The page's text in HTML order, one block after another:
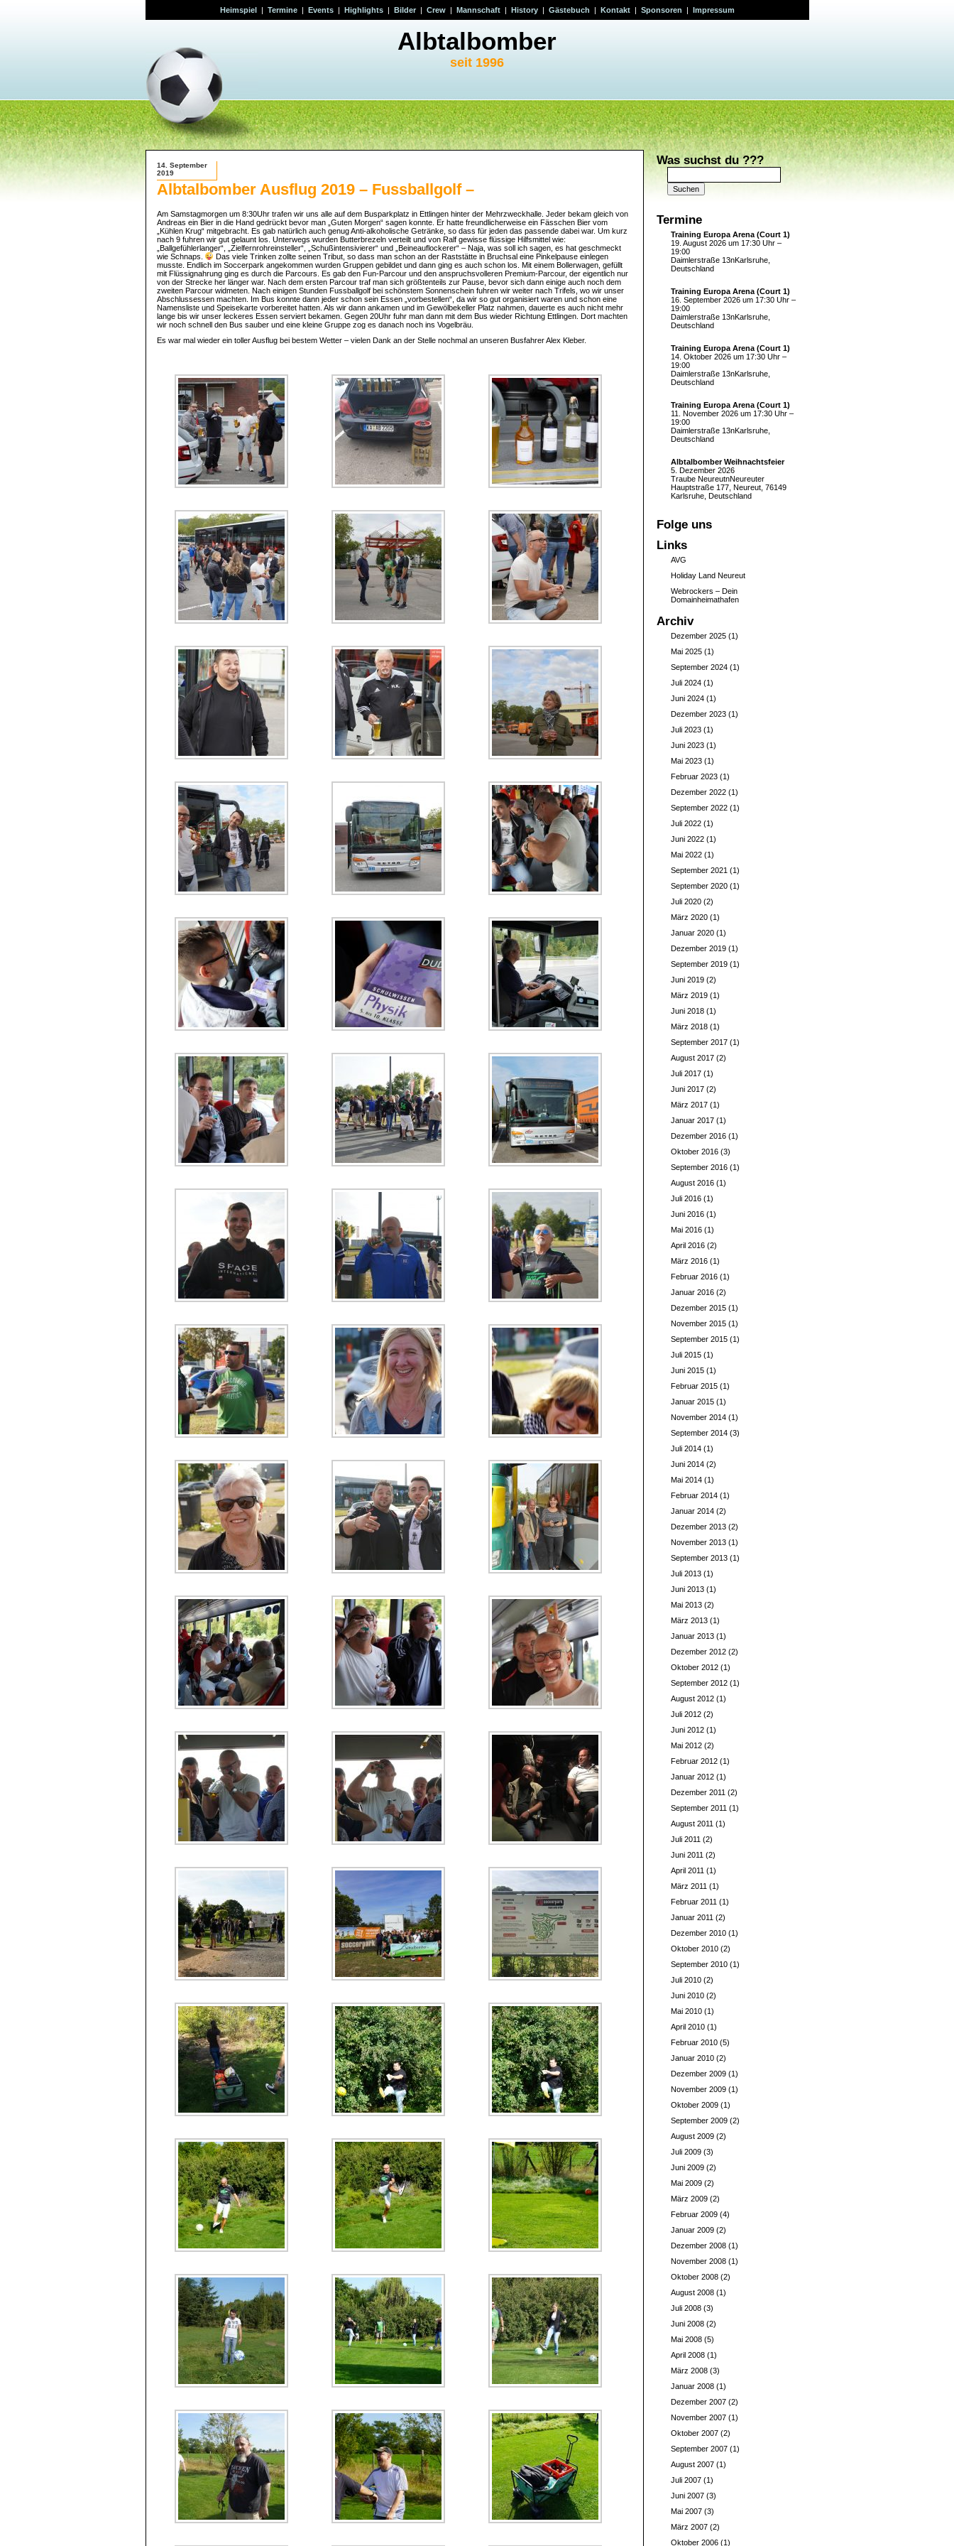
Heimspiel| Termine| Events| Highlights| Bilder| Crew| Mannschaft| History| Gästebuch | Kontakt| Sponsoren | Impressum
Albtalbomber
seit 1996
Was suchst du ???
Suchen
nach:
Termine
Training Europa Arena (Court 1)
19. August 2026 um 17:30 Uhr –
19:00
Daimlerstraße 13nKarlsruhe,
Deutschland
Training Europa Arena (Court 1)
16. September 2026 um 17:30 Uhr –
19:00
Daimlerstraße 13nKarlsruhe,
Deutschland
Training Europa Arena (Court 1)
14. Oktober 2026 um 17:30 Uhr –
19:00
Daimlerstraße 13nKarlsruhe,
Deutschland
Training Europa Arena (Court 1)
11. November 2026 um 17:30 Uhr –
19:00
Daimlerstraße 13nKarlsruhe,
Deutschland
Albtalbomber Weihnachtsfeier
5. Dezember 2026
Traube NeureutnNeureuter
Hauptstraße 177, Neureut, 76149
Karlsruhe, Deutschland
Folge uns
Links
AVG
Holiday Land Neureut
Webrockers – Dein
Domainheimathafen
Archiv
Dezember 2025(1)
Mai 2025(1)
September 2024(1)
Juli 2024(1)
Juni 2024(1)
Dezember 2023(1)
Juli 2023(1)
Juni 2023(1)
Mai 2023(1)
Februar 2023(1)
Dezember 2022(1)
September 2022(1)
Juli 2022(1)
Juni 2022(1)
Mai 2022(1)
September 2021 (1)
September 2020(1)
Juli 2020(2)
März 2020(1)
Januar 2020(1)
Dezember 2019(1)
September 2019(1)
Juni 2019(2)
März 2019(1)
Juni 2018(1)
März 2018(1)
September 2017(1)
August 2017(2)
Juli 2017(1)
Juni 2017(2)
März 2017(1)
Januar 2017(1)
Dezember 2016(1)
Oktober 2016(3)
September 2016(1)
August 2016(1)
Juli 2016(1)
Juni 2016(1)
Mai 2016(1)
April 2016(2)
März 2016(1)
Februar 2016(1)
Januar 2016(2)
Dezember 2015(1)
November 2015(1)
September 2015(1)
Juli 2015(1)
Juni 2015(1)
Februar 2015(1)
Januar 2015(1)
November 2014(1)
September 2014(3)
Juli 2014(1)
Juni 2014(2)
Mai 2014(1)
Februar 2014(1)
Januar 2014(2)
Dezember 2013(2)
November 2013(1)
September 2013(1)
Juli 2013(1)
Juni 2013(1)
Mai 2013(2)
März 2013(1)
Januar 2013(1)
Dezember 2012(2)
Oktober 2012(1)
September 2012(1)
August 2012(1)
Juli 2012(2)
Juni 2012(1)
Mai 2012(2)
Februar 2012(1)
Januar 2012(1)
Dezember 2011 (2)
September 2011 (1)
August 2011 (1)
Juli 2011 (2)
Juni 2011 (2)
April 2011 (1)
März 2011 (1)
Februar 2011 (1)
Januar 2011 (2)
Dezember 2010(1)
Oktober 2010(2)
September 2010(1)
Juli 2010(2)
Juni 2010(2)
Mai 2010(1)
April 2010(1)
Februar 2010(5)
Januar 2010(2)
Dezember 2009(1)
November 2009(1)
Oktober 2009(1)
September 2009(2)
August 2009(2)
Juli 2009(3)
Juni 2009(2)
Mai 2009(2)
März 2009(2)
Februar 2009(4)
Januar 2009(2)
Dezember 2008(1)
November 2008(1)
Oktober 2008(2)
August 2008(1)
Juli 2008(3)
Juni 2008(2)
Mai 2008(5)
April 2008(1)
März 2008(3)
Januar 2008(1)
Dezember 2007(2)
November 2007(1)
Oktober 2007(2)
September 2007(1)
August 2007(1)
Juli 2007(1)
Juni 2007(3)
Mai 2007(3)
März 2007(2)
Oktober 2006(1)
14. September
2019
Albtalbomber Ausflug 2019 – Fussballgolf –
Am Samstagmorgen um 8:30Uhr trafen wir uns alle auf dem Busparkplatz in Ettlingen hinter der Mehrzweckhalle. Jeder bekam gleich von
Andreas ein Bier in die Hand gedrückt bevor man „Guten Morgen“ sagen konnte. Er hatte freundlicherweise ein Fässchen Bier vom
„Kühlen Krug“ mitgebracht. Es gab natürlich auch genug Anti-alkoholische Getränke, so dass für jeden das passende dabei war. Um kurz
nach 9 fuhren wir gut gelaunt los. Unterwegs wurden Butterbrezeln verteilt und von Ralf gewisse flüssige Hilfsmittel wie:
„Ballgefühlerlanger“, „Zielfernrohreinsteller“, „Schußintensivierer“ und „Beineauflockerer“ – Naja, was soll ich sagen, es hat geschmeckt
wie Schnaps.
Das viele Trinken zollte seinen Tribut, so dass man schon an der Raststätte in Bruchsal eine Pinkelpause einlegen
musste. Endlich im Soccerpark angekommen wurden Gruppen gebildet und dann ging es auch schon los. Mit einem Bollerwagen, gefüllt
mit Flüssignahrung ging es durch die Parcours. Es gab den Fun-Parcour und den anspruchsvolleren Premium-Parcour, der eigentlich nur
von der Strecke her länger war. Nach dem ersten Parcour traf man sich größtenteils zur Pause, bevor sich dann einige auch noch dem
zweiten Parcour widmeten. Nach einigen Stunden Fussballgolf bei schönstem Sonnenschein fuhren wir weiter nach Trifels, wo wir unser
Abschlussessen machten. Im Bus konnte dann jeder schon sein Essen „vorbestellen“, da wir so gut organisiert waren und schon eine
Namensliste und Speisekarte vorbereitet hatten. Als wir dann ankamen und im Gewölbekeller Platz nahmen, dauerte es auch nicht mehr
lange bis wir unser leckeres Essen serviert bekamen. Gegen 20Uhr fuhr man dann mit dem Bus wieder Richtung Ettlingen. Dort machten
wir noch schnell den Bus sauber und eine kleine Gruppe zog es danach noch ins Vogelbräu.
Es war mal wieder ein toller Ausflug bei bestem Wetter – vielen Dank an der Stelle nochmal an unseren Busfahrer Alex Kleber.